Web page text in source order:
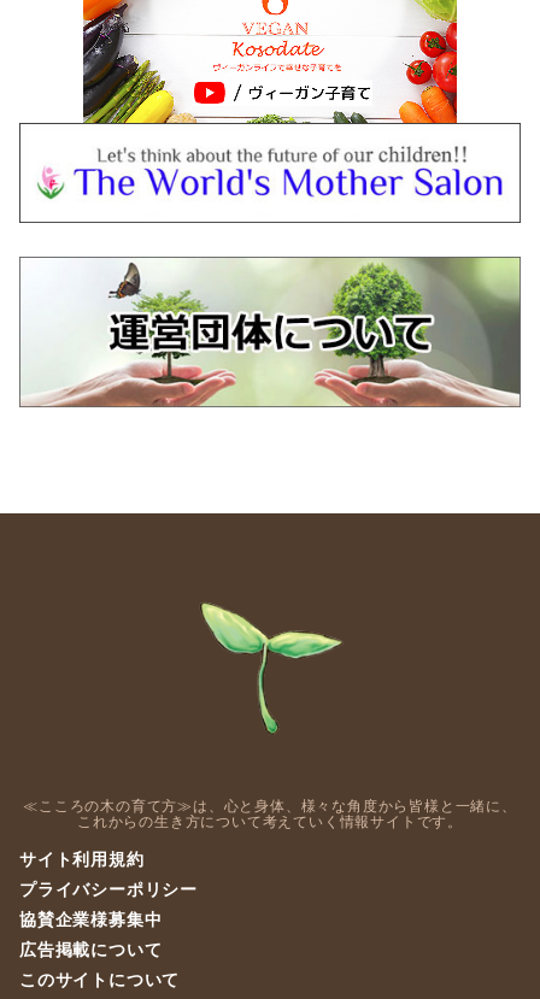
≪こころの木の育て方≫は、心と身体、様々な角度から皆様と一緒に、
これからの生き方について考えていく情報サイトです。
サイト利用規約
プライバシーポリシー
協賛企業様募集中
広告掲載について
このサイトについて